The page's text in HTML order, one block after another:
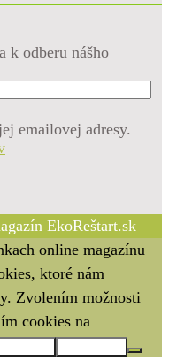
k odberu nášho
emailovej adresy.
EkoReštart.sk
online magazínu
ktoré nám
Zvolením možnosti
cookies na